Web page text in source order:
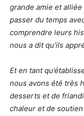
grande amie et
passer du temps
comprendre leurs
nous a dit qu’ils
Et en tant
nous avons été très
desserts et de
chaleur et de